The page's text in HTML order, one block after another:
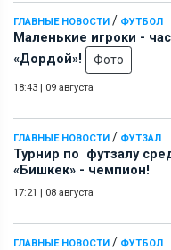
ГЛАВНЫЕ НОВОСТИ / ФУТБОЛ
Маленькие игроки -
«Дордой»!
Фото
18:43 | 09 августа
ГЛАВНЫЕ НОВОСТИ / ФУТЗАЛ
Турнир по футзалу
«Бишкек» - чемпион!
17:21 | 08 августа
ГЛАВНЫЕ НОВОСТИ / ФУТБОЛ